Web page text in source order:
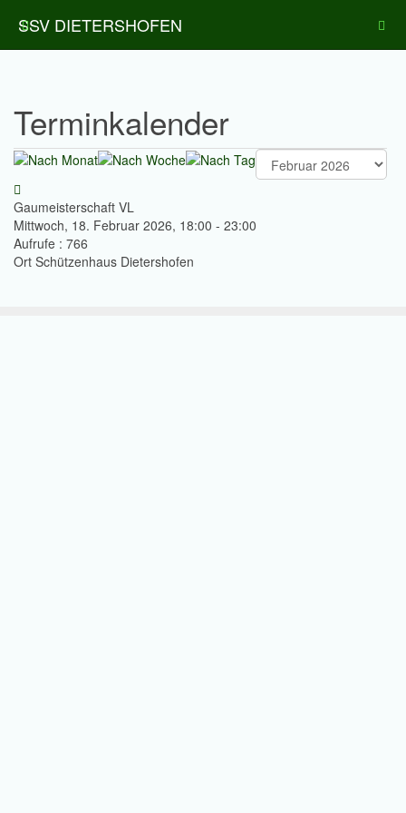
SSV DIETERSHOFEN
Terminkalender
Gaumeisterschaft VL
Mittwoch, 18. Februar 2026, 18:00 - 23:00
Aufrufe : 766
Ort Schützenhaus Dietershofen